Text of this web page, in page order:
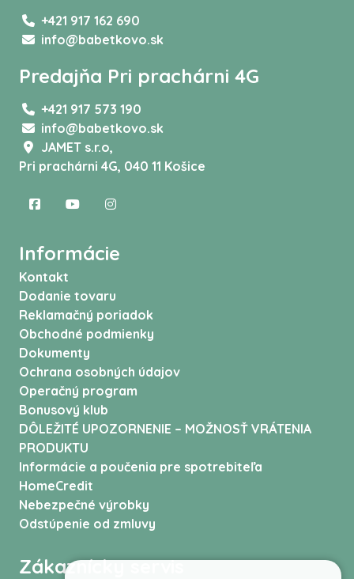
+421 917 162 690
info@babetkovo.sk
Predajňa Pri prachárni 4G
+421 917 573 190
info@babetkovo.sk
JAMET s.r.o,
Pri prachárni 4G, 040 11 Košice
Informácie
Kontakt
Dodanie tovaru
Reklamačný poriadok
Obchodné podmienky
Dokumenty
Ochrana osobných údajov
Operačný program
Bonusový klub
DÔLEŽITÉ UPOZORNENIE – MOŽNOSŤ VRÁTENIA
PRODUKTU
Informácie a poučenia pre spotrebiteľa
HomeCredit
Nebezpečné výrobky
Odstúpenie od zmluvy
Zákaznícky servis